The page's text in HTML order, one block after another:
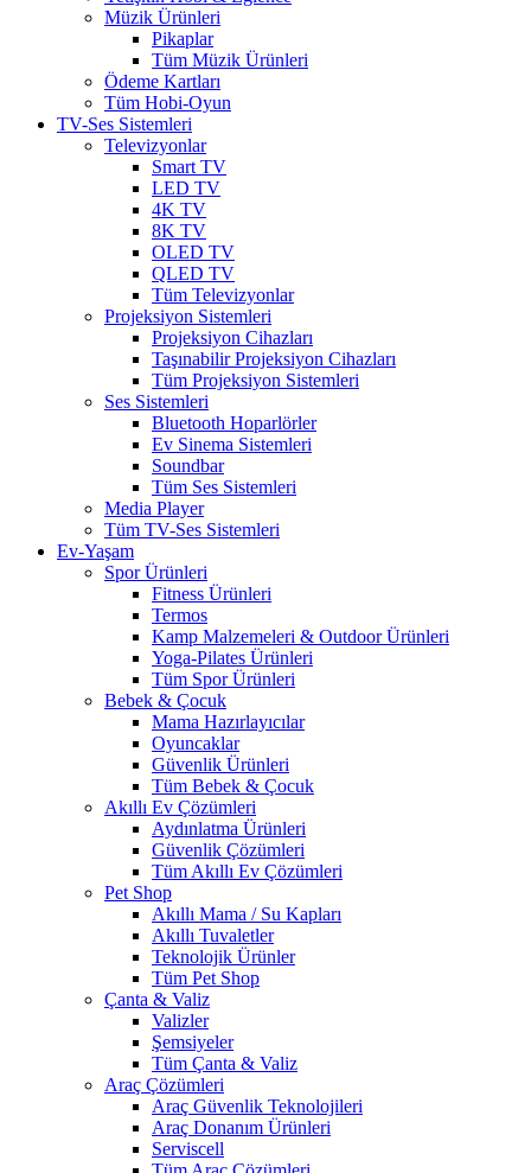
Müzik Ürünleri
Pikaplar
Tüm Müzik Ürünleri
Ödeme Kartları
Tüm Hobi-Oyun
TV-Ses Sistemleri
Televizyonlar
Smart TV
LED TV
4K TV
8K TV
OLED TV
QLED TV
Tüm Televizyonlar
Projeksiyon Sistemleri
Projeksiyon Cihazları
Taşınabilir Projeksiyon Cihazları
Tüm Projeksiyon Sistemleri
Ses Sistemleri
Bluetooth Hoparlörler
Ev Sinema Sistemleri
Soundbar
Tüm Ses Sistemleri
Media Player
Tüm TV-Ses Sistemleri
Ev-Yaşam
Spor Ürünleri
Fitness Ürünleri
Termos
Kamp Malzemeleri & Outdoor Ürünleri
Yoga-Pilates Ürünleri
Tüm Spor Ürünleri
Bebek & Çocuk
Mama Hazırlayıcılar
Oyuncaklar
Güvenlik Ürünleri
Tüm Bebek & Çocuk
Akıllı Ev Çözümleri
Aydınlatma Ürünleri
Güvenlik Çözümleri
Tüm Akıllı Ev Çözümleri
Pet Shop
Akıllı Mama / Su Kapları
Akıllı Tuvaletler
Teknolojik Ürünler
Tüm Pet Shop
Çanta & Valiz
Valizler
Şemsiyeler
Tüm Çanta & Valiz
Araç Çözümleri
Araç Güvenlik Teknolojileri
Araç Donanım Ürünleri
Serviscell